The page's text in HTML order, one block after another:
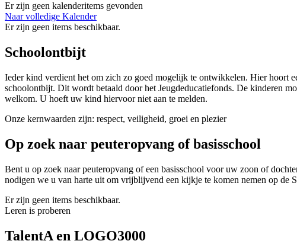
Er zijn geen kalenderitems gevonden
Naar volledige Kalender
Er zijn geen items beschikbaar.
Schoolontbijt
Ieder kind verdient het om zich zo goed mogelijk te ontwikkelen. Hier hoort
schoolontbijt. Dit wordt betaald door het Jeugdeducatiefonds. De kinderen
welkom. U hoeft uw kind hiervoor niet aan te melden.
Onze kernwaarden zijn: respect, veiligheid, groei en plezier
Op zoek naar peuteropvang of basisschool
Bent u op zoek naar peuteropvang of een basisschool voor uw zoon of
nodigen we u van harte uit om vrijblijvend een kijkje te komen nemen op de
Er zijn geen items beschikbaar.
Leren is proberen
TalentA en LOGO3000